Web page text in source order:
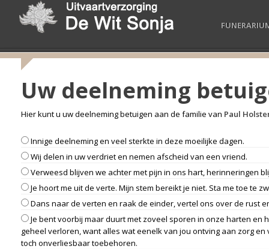
Uw deelneming
Hier kunt u uw deelneming betuigen aan de familie van Paul
Innige deelneming en veel sterkte in deze moeilijke dagen.
Wij delen in uw verdriet en nemen afscheid van een vriend.
Verweesd blijven we achter met pijn in ons hart, herinneringen
Je hoort me uit de verte. Mijn stem bereikt je niet. Sta me toe te
Dans naar de verten en raak de einder, vertel ons over de rust
Je bent voorbij maar duurt met zoveel sporen in onze harten en
geheel verloren, want alles wat eenelk van jou ontving aan zorg
toch onverliesbaar toebehoren.